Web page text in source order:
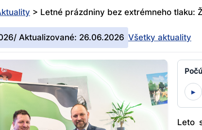
> Letné prázdniny bez extrémneho tlaku:
Aktualizované: 26.06.2026 Všetky aktuality
▸
Leto